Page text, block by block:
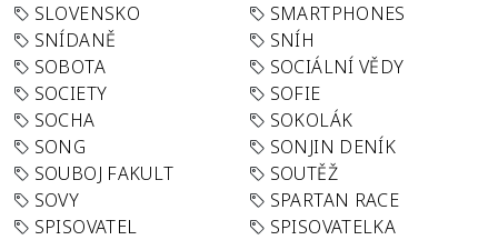
SLOVENSKO
SMARTPHONES
SNÍDANĚ
SNÍH
SOBOTA
SOCIÁLNÍ VĚDY
SOCIETY
SOFIE
SOCHA
SOKOLÁK
SONG
SONJIN DENÍK
SOUBOJ FAKULT
SOUTĚŽ
SOVY
SPARTAN RACE
SPISOVATEL
SPISOVATELKA